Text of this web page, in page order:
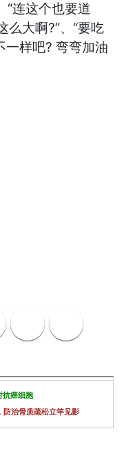
“连这个也要道
么大啊?”、“要吃
一样吧? 弯弯加油
抗癌细胞
防治骨质疏松立竿见影